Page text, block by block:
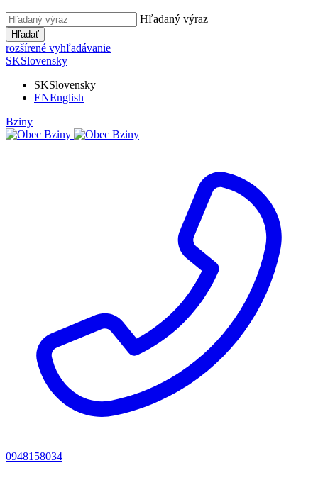
Hľadaný výraz
Hľadať
rozšírené vyhľadávanie
SKSlovensky
SKSlovensky
ENEnglish
Bziny
0948158034